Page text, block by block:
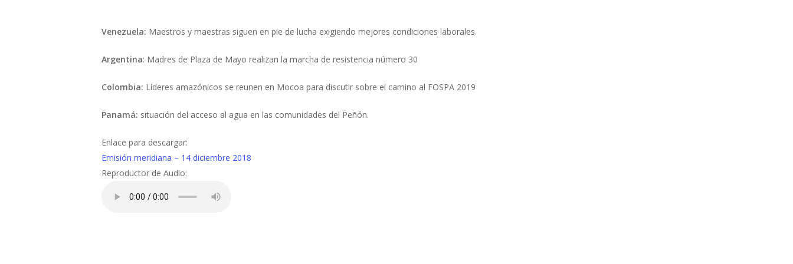
Venezuela: Maestros y maestras siguen en pie de lucha exigiendo mejores condiciones laborales.
Argentina: Madres de Plaza de Mayo realizan la marcha de resistencia número 30
Colombia: Líderes amazónicos se reunen en Mocoa para discutir sobre el camino al FOSPA 2019
Panamá: situación del acceso al agua en las comunidades del Peñón.
Enlace para descargar:
Emisión meridiana – 14 diciembre 2018
Reproductor de Audio: